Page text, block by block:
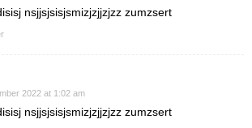
nsjjsjsisjsmizjzjjzjzz zumzsert
2022 at 1:02 am
nsjjsjsisjsmizjzjjzjzz zumzsert